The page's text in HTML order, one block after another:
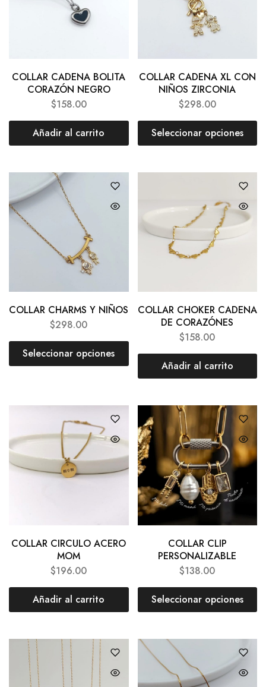
COLLAR CADENA BOLITA
CORAZÓN NEGRO
$158.00
Añadir al carrito
COLLAR CADENA XL CON
NIÑOS ZIRCONIA
$298.00
Seleccionar opciones
COLLAR CHARMS Y NIÑOS
$298.00
Seleccionar opciones
COLLAR CHOKER CADENA
DE CORAZÓNES
$158.00
Añadir al carrito
COLLAR CIRCULO ACERO
MOM
$196.00
Añadir al carrito
COLLAR CLIP
PERSONALIZABLE
$138.00
Seleccionar opciones